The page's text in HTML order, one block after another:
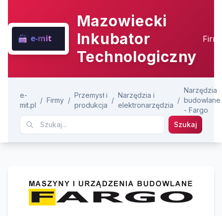
Mazowiecki
Inkubator
Technologiczny
e-
mit.pl
/ Firmy /
Przemysł i
produkcja
/
Narzędzia i
elektronarzędzia
/
Narzędzia
budowlane
- Fargo
Szukaj